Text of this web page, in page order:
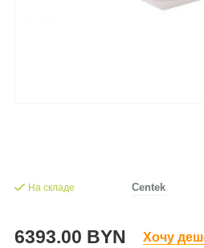
На складе Centek
6393.00 BYN Хочу